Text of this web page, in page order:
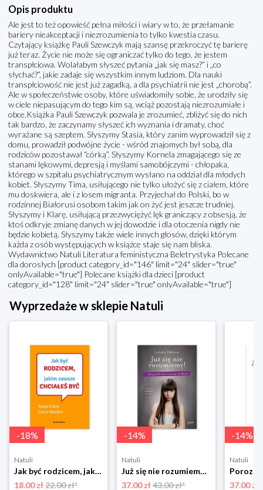
Opis produktu
Ale jest to też opowieść pełna miłości i wiary w to, że przełamanie
bariery nieakceptacji i niezrozumienia to tylko kwestia czasu.
Czytający książkę Pauli Szewczyk mają szansę przekroczyć tę barierę
już teraz. Życie nie może się ograniczać tylko do tego, że jestem
transpłciowa. Wolałabym słyszeć pytania „jak się masz?” i „co
słychać?”, jakie zadaje się wszystkim innym ludziom. Dla nauki
transpłciowość nie jest już zagadką, a dla psychiatrii nie jest „chorobą”.
Ale w społeczeństwie osoby, które uświadomiły sobie, że urodziły się
w ciele niepasującym do tego kim są, wciąż pozostają niezrozumiałe i
obce.Książka Pauli Szewczyk pozwala je zrozumieć, zbliżyć się do nich
tak bardzo, że zaczynamy słyszeć ich wyznania i dramaty, choć
wyrażane są szeptem. Słyszymy Stasia, który zanim wyprowadził się z
domu, prowadził podwójne życie - wśród znajomych był sobą, dla
rodziców pozostawał “córką”. Słyszymy Kornela zmagającego się ze
stanami lękowymi, depresją i myślami samobójczymi - chłopaka,
którego w szpitalu psychiatrycznym wysłano na oddział dla młodych
kobiet. Słyszymy Tima, usiłującego nie tylko ułożyć się z ciałem, które
mu doskwiera, ale i z losem migranta. Przyjechał do Polski, bo w
rodzinnej Białorusi osobom takim jak on żyć jest jeszcze trudniej.
Słyszymy i Klarę, usiłującą przezwyciężyć lęk graniczący z obsesją, że
ktoś odkryje zmianę danych w jej dowodzie i dla otoczenia nigdy nie
będzie kobietą. Słyszymy także wiele innych głosów, dzięki którym
każda z osób występujących w książce staje się nam bliska.
Wydawnictwo Natuli Literatura feministyczna Beletrystyka Polecane
dla dorosłych [product category_id="146" limit="24" slider="true"
onlyAvailable="true"] Polecane książki dla dzieci [product
category_id="128" limit="24" slider="true" onlyAvailable="true"]
Wyprzedaże w sklepie Natuli
-18%
Natuli
Jak być rodzicem, jakim zawsze chciałeś być Media rodzina
18.00 zł22.00 zł*
-14%
Natuli
Już się nie rozumiemy! Jak przeżyć czas trzaskających drzwi Esprit
37.00 zł 43.00 zł*
-14%
Natuli
37.00 zł